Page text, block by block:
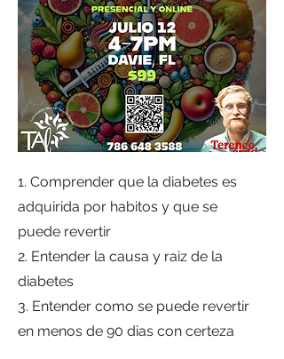
1. Comprender que la diabetes es
adquirida por habitos y que se
puede revertir
2. Entender la causa y raiz de la
diabetes
3. Entender como se puede revertir
en menos de 90 dias con certeza